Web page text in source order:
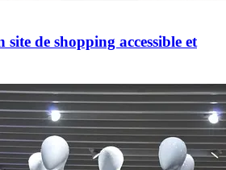
de shopping accessible et